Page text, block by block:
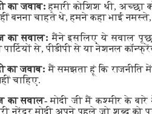
का जवाबः हमारी कोशिश थी, अच्छा
बनना चाहते थे, हमने कहा भाई
का सवालः मैंने इसलिए ये सवाल
पार्टियों से, पीडीपी से या नेशनल
का जवाबः मैं समझता हूं कि राजनीति
चाहिए.
का सवाल- मोदी जी मैं कश्मीर के
नरेंद्र मोदी अपने पहले जो शब्द